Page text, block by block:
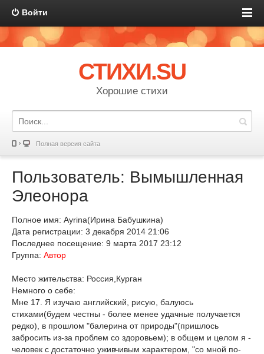
Войти
СТИХИ.SU
Хорошие стихи
Полная версия сайта
Пользователь: Вымышленная
Элеонора
Полное имя: Ayrina(Ирина Бабушкина)
Дата регистрации: 3 декабря 2014 21:06
Последнее посещение: 9 марта 2017 23:12
Группа: Автор
Место жительства: Россия,Курган
Немного о себе:
Мне 17. Я изучаю английский, рисую, балуюсь
стихами(будем честны - более менее удачные получается
редко), в прошлом "балерина от природы"(пришлось
забросить из-за проблем со здоровьем); в общем и целом я -
человек с достаточно уживчивым характером, "со мной по-